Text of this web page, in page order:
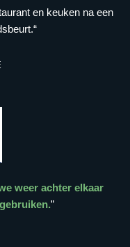
en keuken na een
weer achter elkaar
”